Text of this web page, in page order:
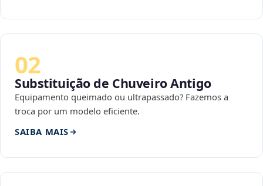
02
Substituição de Chuveiro Antigo
Equipamento queimado ou ultrapassado? Fazemos a
troca por um modelo eficiente.
SAIBA MAIS